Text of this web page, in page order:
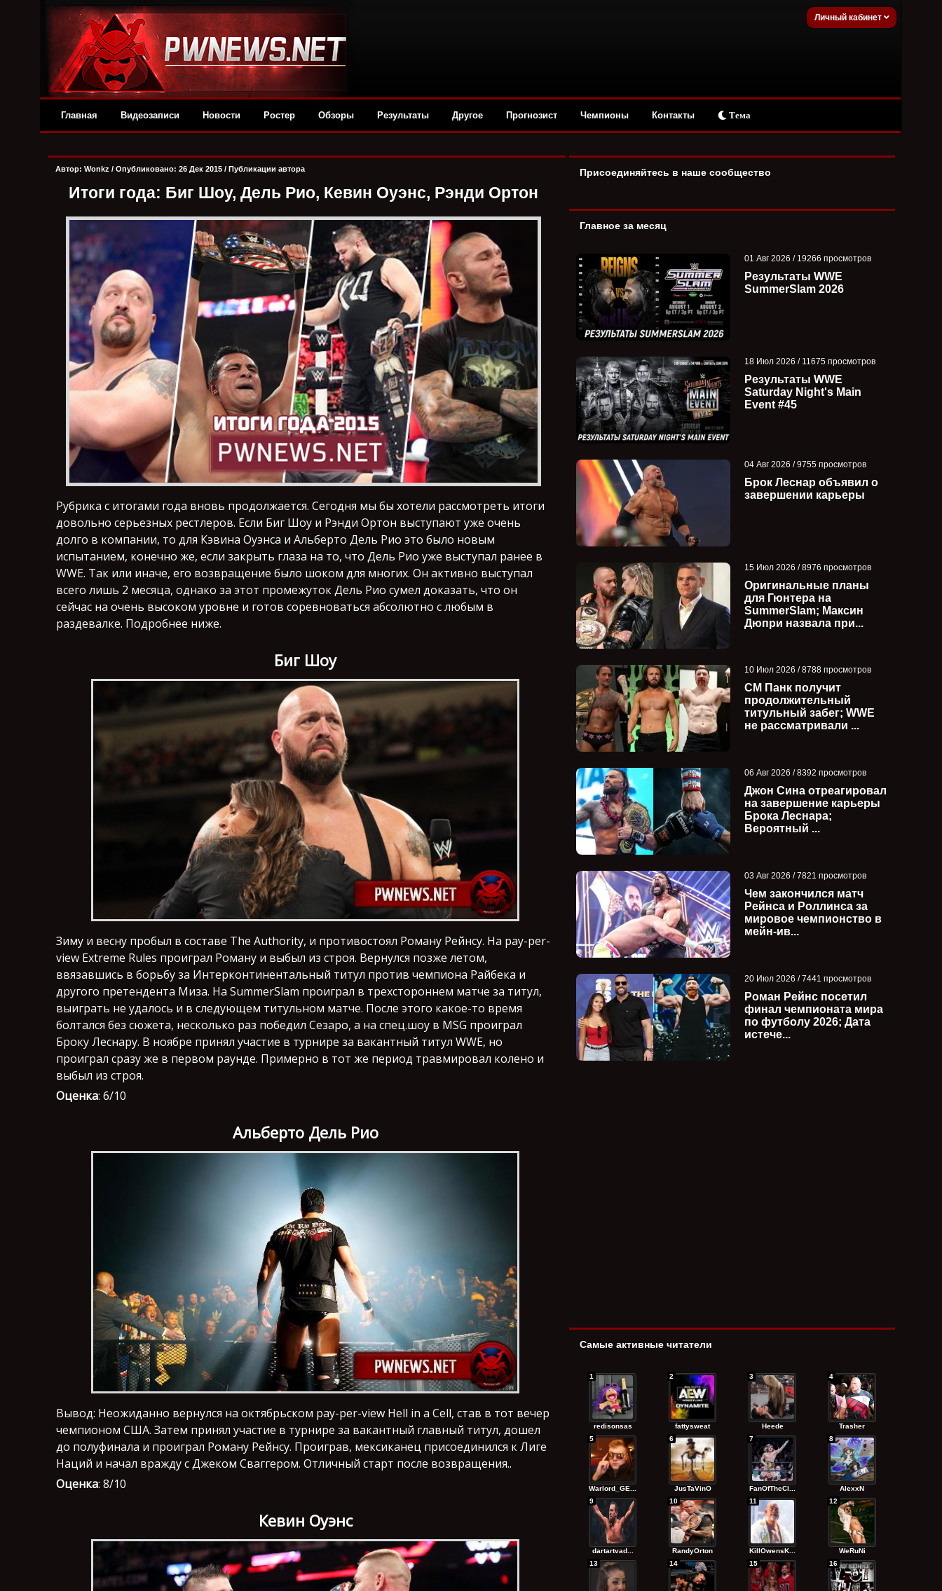
Личный кабинет
Главная Видеозаписи Новости Ростер Обзоры Результаты Другое Прогнозист Чемпионы Контакты Тема
Автор: Wonkz / Опубликовано: 26 Дек 2015 / Публикации автора
Итоги года: Биг Шоу, Дель Рио, Кевин Оуэнс, Рэнди Ортон
Рубрика с итогами года вновь продолжается. Сегодня мы бы хотели рассмотреть итоги
довольно серьезных рестлеров. Если Биг Шоу и Рэнди Ортон выступают уже очень
долго в компании, то для Кэвина Оуэнса и Альберто Дель Рио это было новым
испытанием, конечно же, если закрыть глаза на то, что Дель Рио уже выступал ранее в
WWE. Так или иначе, его возвращение было шоком для многих. Он активно выступал
всего лишь 2 месяца, однако за этот промежуток Дель Рио сумел доказать, что он
сейчас на очень высоком уровне и готов соревноваться абсолютно с любым в
раздевалке. Подробнее ниже.
Биг Шоу
Зиму и весну пробыл в составе The Authority, и противостоял Роману Рейнсу. На pay-per-
view Extreme Rules проиграл Роману и выбыл из строя. Вернулся позже летом,
ввязавшись в борьбу за Интерконтинентальный титул против чемпиона Райбека и
другого претендента Миза. На SummerSlam проиграл в трехстороннем матче за титул,
выиграть не удалось и в следующем титульном матче. После этого какое-то время
болтался без сюжета, несколько раз победил Сезаро, а на спец.шоу в MSG проиграл
Броку Леснару. В ноябре принял участие в турнире за вакантный титул WWE, но
проиграл сразу же в первом раунде. Примерно в тот же период травмировал колено и
выбыл из строя.
Оценка: 6/10
Альберто Дель Рио
Вывод: Неожиданно вернулся на октябрьском pay-per-view Hell in a Cell, став в тот вечер
чемпионом США. Затем принял участие в турнире за вакантный главный титул, дошел
до полуфинала и проиграл Роману Рейнсу. Проиграв, мексиканец присоединился к Лиге
Наций и начал вражду с Джеком Сваггером. Отличный старт после возвращения..
Оценка: 8/10
Кевин Оуэнс
Присоединяйтесь в наше сообщество
Главное за месяц
01 Авг 2026 / 19266 просмотров
Результаты WWE
SummerSlam 2026
18 Июл 2026 / 11675 просмотров
Результаты WWE
Saturday Night's Main
Event #45
04 Авг 2026 / 9755 просмотров
Брок Леснар объявил о
завершении карьеры
15 Июл 2026 / 8976 просмотров
Оригинальные планы
для Гюнтера на
SummerSlam; Максин
Дюпри назвала при...
10 Июл 2026 / 8788 просмотров
СМ Панк получит
продолжительный
титульный забег; WWE
не рассматривали ...
06 Авг 2026 / 8392 просмотров
Джон Сина отреагировал
на завершение карьеры
Брока Леснара;
Вероятный ...
03 Авг 2026 / 7821 просмотров
Чем закончился матч
Рейнса и Роллинса за
мировое чемпионство в
мейн-ив...
20 Июл 2026 / 7441 просмотров
Роман Рейнс посетил
финал чемпионата мира
по футболу 2026; Дата
истече...
Самые активные читатели
redisonsas
1
fattysweat
2
Heede
3
Trasher
4
Warlord_GE...
5
JusTaVinO
6
FanOfTheCl...
7
AlexxN
8
dartartvad...
9
RandyОrton
10
KillOwensK...
11
WeRuNi
12
13 14 15 16